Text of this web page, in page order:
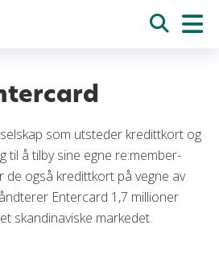
som utsteder kredittkort og
til å tilby sine egne re:member-
de også kredittkort på vegne av
Entercard 1,7 millioner
skandinaviske markedet.